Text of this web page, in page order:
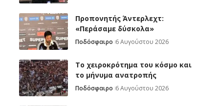
Προπονητής Άντερλεχτ:
«Περάσαμε δύσκολα»
Ποδόσφαιρο 6 Αυγούστου 2026
Το χειροκρότημα του κόσμο και
το μήνυμα ανατροπής
Ποδόσφαιρο 6 Αυγούστου 2026